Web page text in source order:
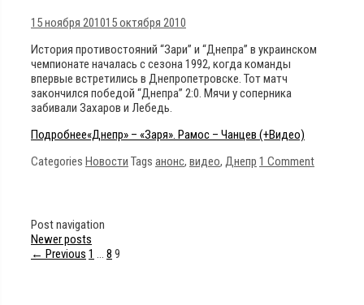
15 ноября 201015 октября 2010
История противостояний “Зари” и “Днепра” в украинском
чемпионате началась с сезона 1992, когда команды
впервые встретились в Днепропетровске. Тот матч
закончился победой “Днепра” 2:0. Мячи у соперника
забивали Захаров и Лебедь.
Подробнее«Днепр» – «Заря». Рамос – Чанцев (+Видео)
Categories Новости Tags анонс, видео, Днепр 1 Comment
Post navigation
Newer posts
← Previous 1 … 8 9